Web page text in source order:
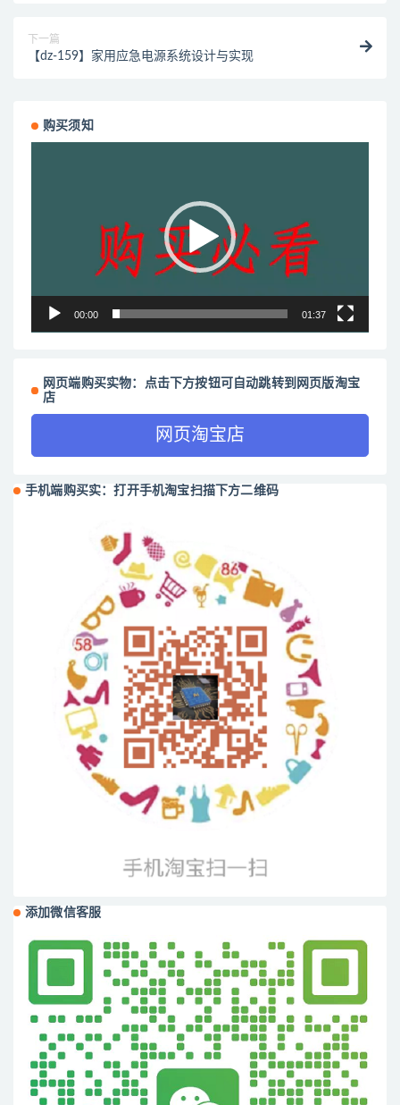
下一篇
【dz-159】家用应急电源系统设计与实现
购买须知
00:00 01:37
网页端购买实物：点击下方按钮可自动跳转到网页版淘宝
店
网页淘宝店
手机端购买实：打开手机淘宝扫描下方二维码
添加微信客服